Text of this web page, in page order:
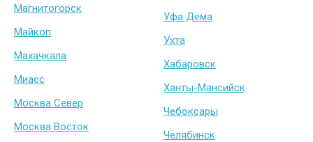
Магнитогорск
Майкоп
Махачкала
Миасс
Москва Север
Москва Восток
Уфа Дёма
Ухта
Хабаровск
Ханты-Мансийск
Чебоксары
Челябинск